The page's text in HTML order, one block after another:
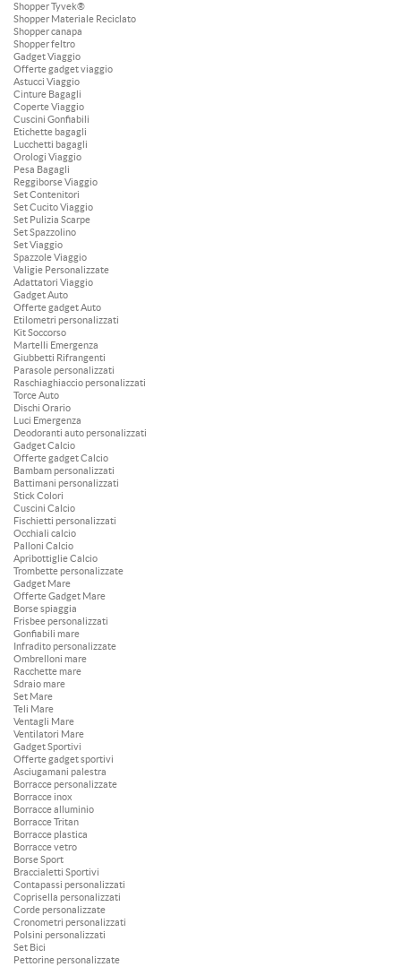
Shopper Tyvek®
Shopper Materiale Reciclato
Shopper canapa
Shopper feltro
Gadget Viaggio
Offerte gadget viaggio
Astucci Viaggio
Cinture Bagagli
Coperte Viaggio
Cuscini Gonfiabili
Etichette bagagli
Lucchetti bagagli
Orologi Viaggio
Pesa Bagagli
Reggiborse Viaggio
Set Contenitori
Set Cucito Viaggio
Set Pulizia Scarpe
Set Spazzolino
Set Viaggio
Spazzole Viaggio
Valigie Personalizzate
Adattatori Viaggio
Gadget Auto
Offerte gadget Auto
Etilometri personalizzati
Kit Soccorso
Martelli Emergenza
Giubbetti Rifrangenti
Parasole personalizzati
Raschiaghiaccio personalizzati
Torce Auto
Dischi Orario
Luci Emergenza
Deodoranti auto personalizzati
Gadget Calcio
Offerte gadget Calcio
Bambam personalizzati
Battimani personalizzati
Stick Colori
Cuscini Calcio
Fischietti personalizzati
Occhiali calcio
Palloni Calcio
Apribottiglie Calcio
Trombette personalizzate
Gadget Mare
Offerte Gadget Mare
Borse spiaggia
Frisbee personalizzati
Gonfiabili mare
Infradito personalizzate
Ombrelloni mare
Racchette mare
Sdraio mare
Set Mare
Teli Mare
Ventagli Mare
Ventilatori Mare
Gadget Sportivi
Offerte gadget sportivi
Asciugamani palestra
Borracce personalizzate
Borracce inox
Borracce alluminio
Borracce Tritan
Borracce plastica
Borracce vetro
Borse Sport
Braccialetti Sportivi
Contapassi personalizzati
Coprisella personalizzati
Corde personalizzate
Cronometri personalizzati
Polsini personalizzati
Set Bici
Pettorine personalizzate